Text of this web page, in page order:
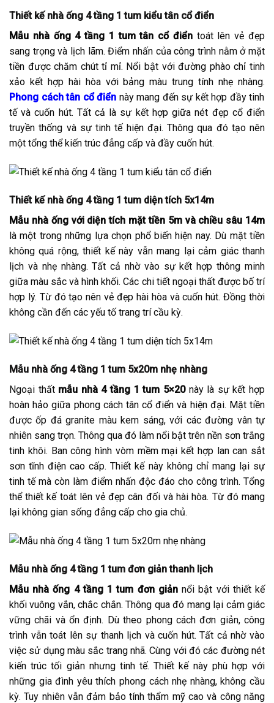
Thiết kế nhà ống 4 tầng 1 tum kiểu tân cổ điển
Mẫu nhà ống 4 tầng 1 tum tân cổ điểntoát lên vẻ đẹp
sang trọng và lịch lãm. Điểm nhấn của công trình nằm ở mặt
tiền được chăm chút tỉ mỉ. Nổi bật với đường phào chỉ tinh
xảo kết hợp hài hòa với bảng màu trung tính nhẹ nhàng.
Phong cách tân cổ điển này mang đến sự kết hợp đầy tinh
tế và cuốn hút. Tất cả là sự kết hợp giữa nét đẹp cổ điển
truyền thống và sự tinh tế hiện đại. Thông qua đó tạo nên
một tổng thể kiến trúc đẳng cấp và đầy cuốn hút.
Thiết kế nhà ống 4 tầng 1 tum diện tích 5x14m
Mẫu nhà ống với diện tích mặt tiền 5m và chiều sâu 14m
là một trong những lựa chọn phổ biến hiện nay. Dù mặt tiền
không quá rộng, thiết kế này vẫn mang lại cảm giác thanh
lịch và nhẹ nhàng. Tất cả nhờ vào sự kết hợp thông minh
giữa màu sắc và hình khối. Các chi tiết ngoại thất được bố trí
hợp lý. Từ đó tạo nên vẻ đẹp hài hòa và cuốn hút. Đồng thời
không cần đến các yếu tố trang trí cầu kỳ.
Mẫu nhà ống 4 tầng 1 tum 5x20m nhẹ nhàng
Ngoại thất mẫu nhà 4 tầng 1 tum 5×20này là sự kết hợp
hoàn hảo giữa phong cách tân cổ điển và hiện đại. Mặt tiền
được ốp đá granite màu kem sáng, với các đường vân tự
nhiên sang trọn. Thông qua đó làm nổi bật trên nền sơn trắng
tinh khôi. Ban công hình vòm mềm mại kết hợp lan can sắt
sơn tĩnh điện cao cấp. Thiết kế này không chỉ mang lại sự
tinh tế mà còn làm điểm nhấn độc đáo cho công trình. Tổng
thể thiết kế toát lên vẻ đẹp cân đối và hài hòa. Từ đó mang
lại không gian sống đẳng cấp cho gia chủ.
Mẫu nhà ống 4 tầng 1 tum đơn giản thanh lịch
Mẫu nhà ống 4 tầng 1 tum đơn giảnnổi bật với thiết kế
khối vuông vắn, chắc chắn. Thông qua đó mang lại cảm giác
vững chãi và ổn định. Dù theo phong cách đơn giản, công
trình vẫn toát lên sự thanh lịch và cuốn hút. Tất cả nhờ vào
việc sử dụng màu sắc trang nhã. Cùng với đó các đường nét
kiến trúc tối giản nhưng tinh tế. Thiết kế này phù hợp với
những gia đình yêu thích phong cách nhẹ nhàng, không cầu
kỳ. Tuy nhiên vẫn đảm bảo tính thẩm mỹ cao và công năng